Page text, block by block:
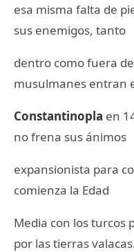
esa misma falta de
sus enemigos, tanto
dentro como fuera
musulmanes entran
Constantinopla en
no frena sus ánimos
expansionista para
comienza la Edad
Media con los turcos
por las tierras